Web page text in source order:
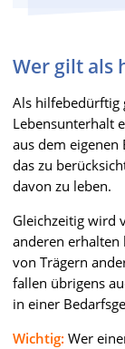
Wer gilt als
Als hilfebedürftig
Lebensunterhalt
aus dem
das zu
davon zu leben.
Gleichzeitig wird
anderen erhalten
von Trägern
fallen übrigens
in einer
Wichtig: Wer